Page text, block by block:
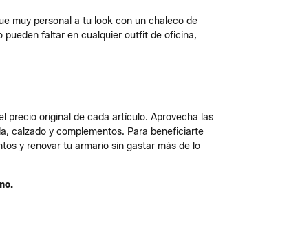
muy personal a tu look con un chaleco de
pueden faltar en cualquier outfit de oficina,
precio original de cada artículo. Aprovecha las
calzado y complementos. Para beneficiarte
y renovar tu armario sin gastar más de lo